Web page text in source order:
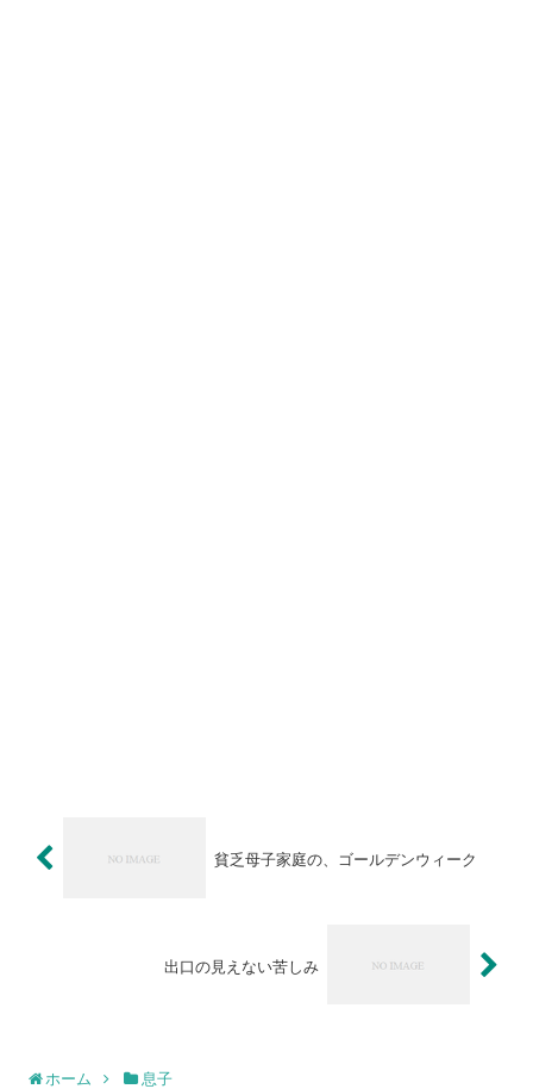
貧乏母子家庭の、ゴールデンウィーク
出口の見えない苦しみ
ホーム 息子